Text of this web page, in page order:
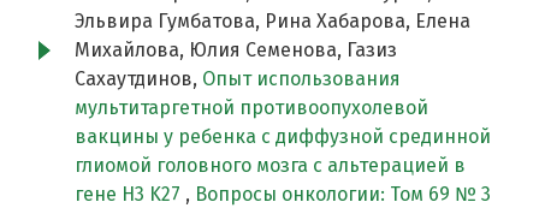
Эльвира Гумбатова, Рина Хабарова, Елена
Михайлова, Юлия Семенова, Газиз
Сахаутдинов, Опыт использования
мультитаргетной противоопухолевой
вакцины у ребенка с диффузной срединной
глиомой головного мозга с альтерацией в
гене H3 K27 , Вопросы онкологии: Том 69 № 3